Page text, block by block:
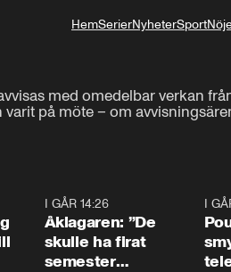
HemSerierNyheterSport
med omedelbar verkan
på möte – om
I GÅR 14:26
Åklagaren: ”De
skulle ha firat
semester
I